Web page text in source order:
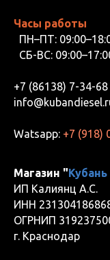
Часы работы
ПН–ПТ:
СБ-ВС:
+7 (86138) 7-34-68
Watsapp: +7 (918)
Магазин "Кубань
ИП Калиянц А.С.
ИНН
ОГРНИП
г. Краснодар